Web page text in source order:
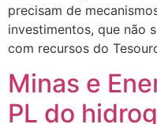
precisam de
investimentos, que não
com recursos do
Minas e
PL do